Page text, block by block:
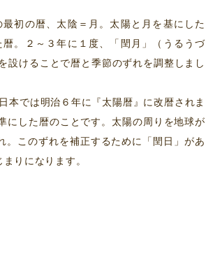
初の暦、太陰＝月。太陽と月を基にした
。２～３年に１度、「閏月」（うるうづ
設けることで暦と季節のずれを調整しまし
本では明治６年に『太陽暦』に改暦されま
にした暦のことです。太陽の周りを地球が
このずれを補正するために「閏日」があ
りになります。